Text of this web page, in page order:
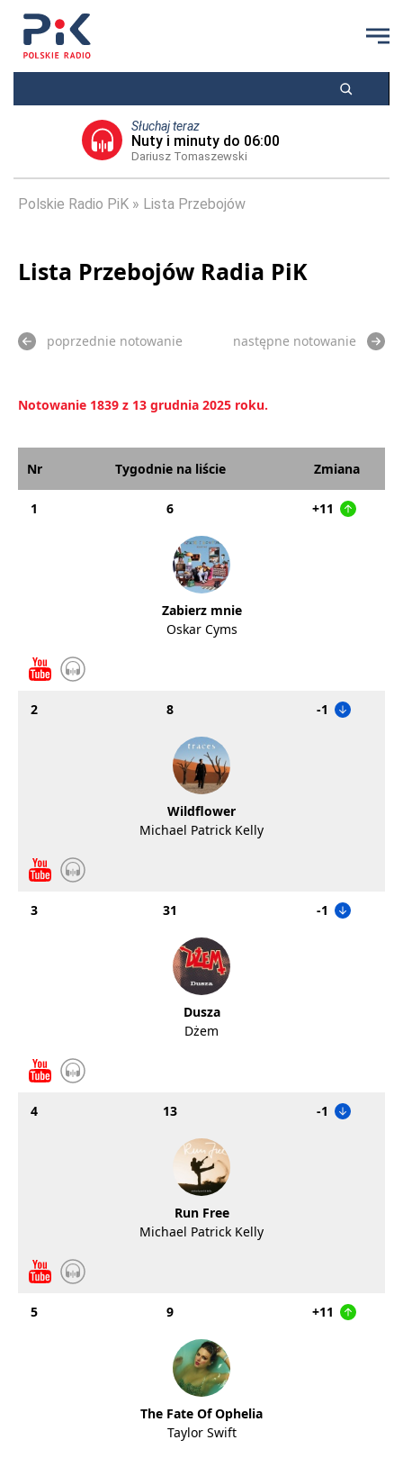
Słuchaj teraz
Nuty i minuty do 06:00
Dariusz Tomaszewski
Polskie Radio PiK Lista Przebojów
Lista Przebojów Radia PiK
poprzednie notowanie następne notowanie
Notowanie 1839 z 13 grudnia 2025 roku.
Nr Tygodnie na liście Zmiana
1 6 +11
Zabierz mnie
Oskar Cyms
2 8 -1
Wildflower
Michael Patrick Kelly
3 31 -1
Dusza
Dżem
4 13 -1
Run Free
Michael Patrick Kelly
5 9 +11
The Fate Of Ophelia
Taylor Swift